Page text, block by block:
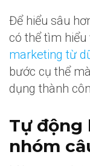
Để hiểu sâu
có thể tìm hiểu
marketing từ
bước cụ thể
dụng thành
Tự động
nhóm